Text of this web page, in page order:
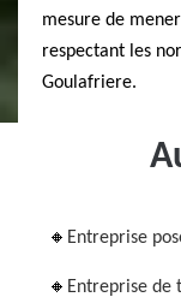
mesure de
respectant les
Goulafriere.
Entreprise
Entreprise de